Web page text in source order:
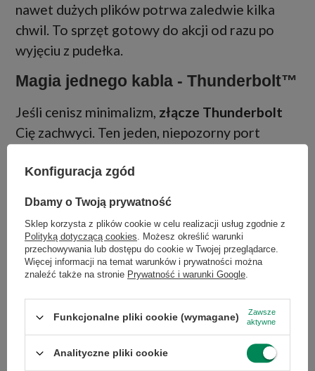
nawet dużych plików potrwa zaledwie kilka
chwil. To sprzęt gotowy do akcji od razu po
wyjęciu z pudełka.
Magia jednego kabla - Thunderbolt™
Jeśli cenisz minimalizm, złącze Thunderbolt
Cię zachwyci. Ten jeden, niepozorny port
obraz do monitora 4K, ładuje Twój Laptop i
błyskawicznie komunikuje się z dyskami
która pozwala utrzymać idealny porządek na
Twoim biurku.
Konfiguracja zgód
Dbamy o Twoją prywatność
Sklep korzysta z plików cookie w celu realizacji usług zgodnie z
Polityką dotyczącą cookies. Możesz określić warunki
przechowywania lub dostępu do cookie w Twojej przeglądarce.
Więcej informacji na temat warunków i prywatności można
znaleźć także na stronie Prywatność i warunki Google.
Funkcjonalne pliki cookie (wymagane)
Zawsze
aktywne
Analityczne pliki cookie